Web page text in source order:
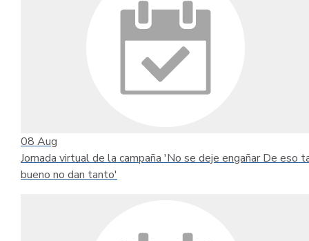
08 Aug
Jornada virtual de la campaña 'No se deje engañar De eso
bueno no dan tanto'